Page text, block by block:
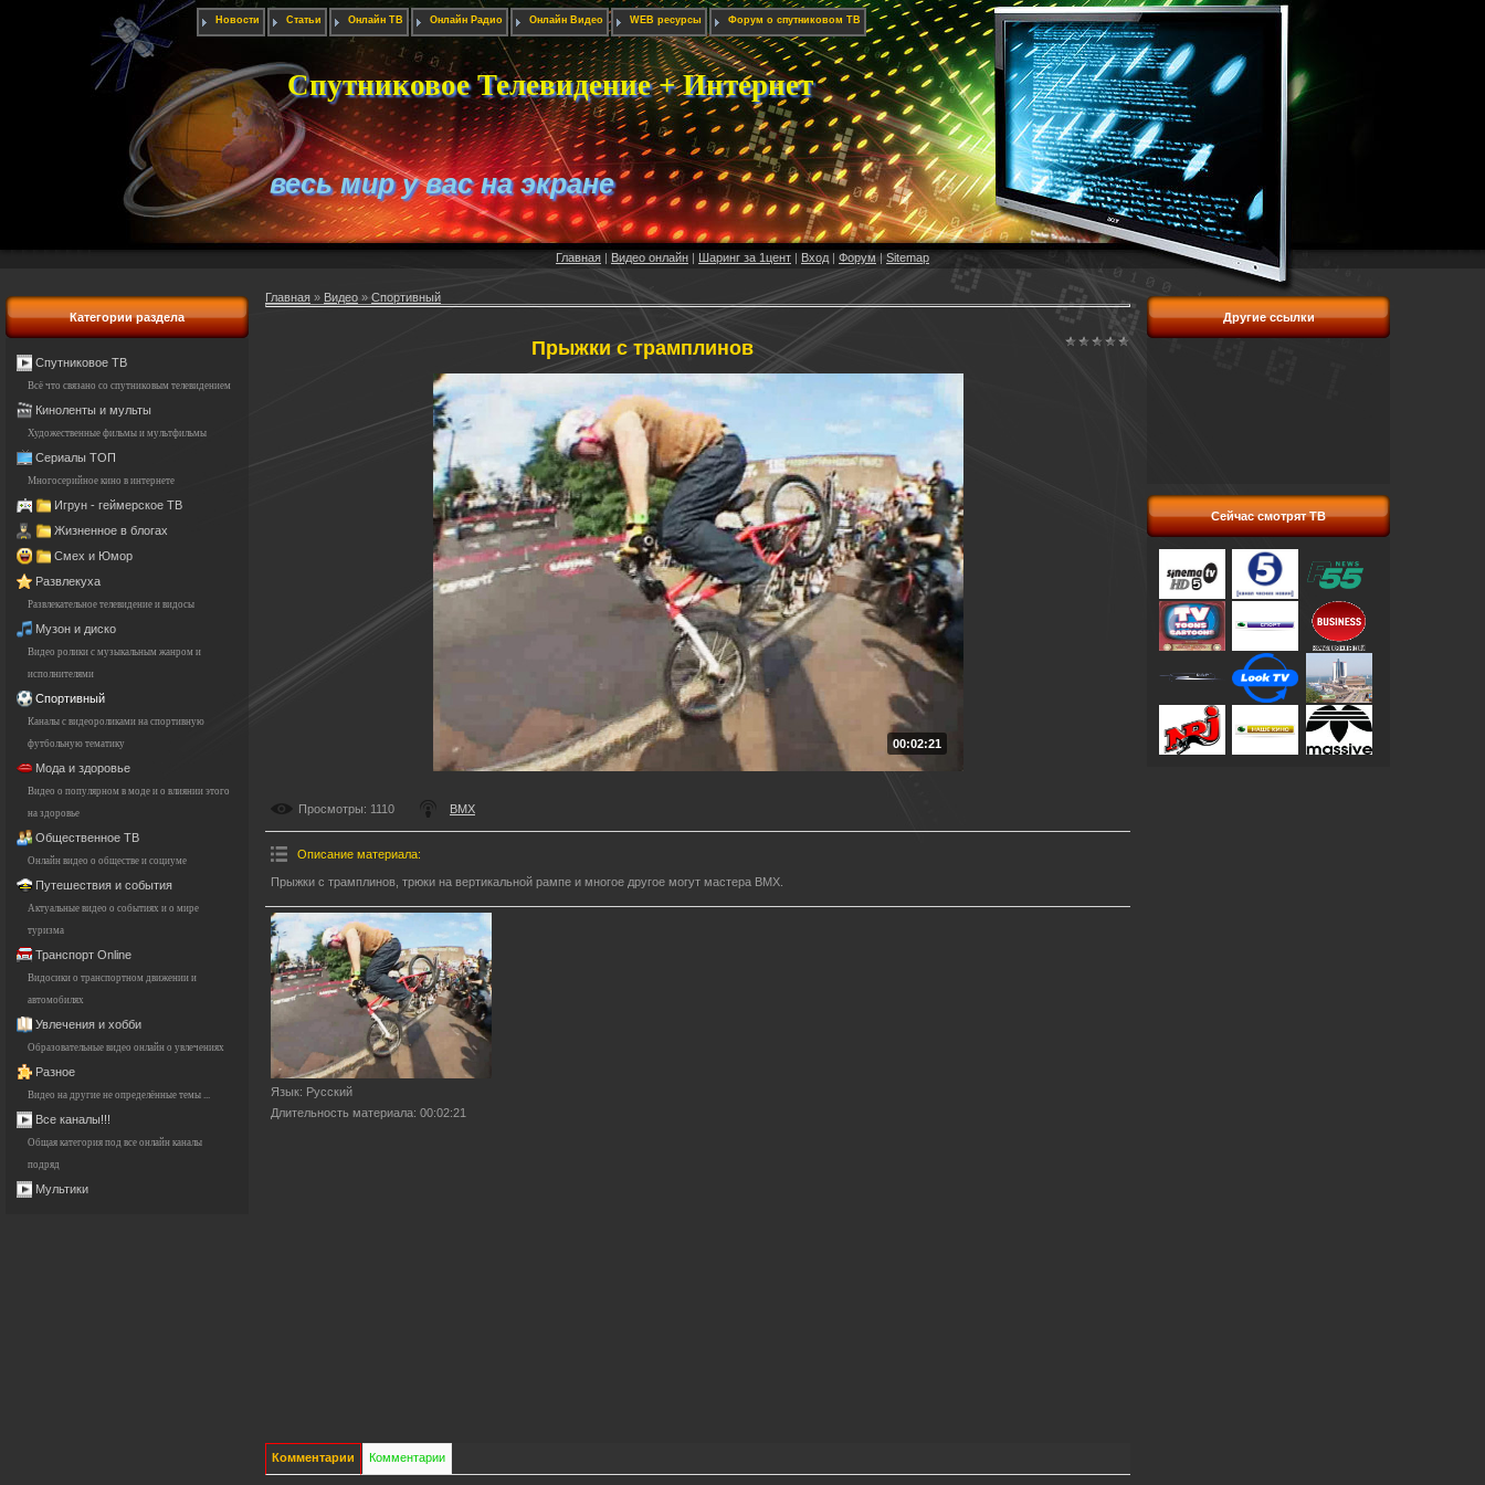
Новости Статьи Онлайн ТВ Онлайн Радио Онлайн Видео WEB ресурсы Форум о спутниковом ТВ
Спутниковое Телевидение + Интернет
весь мир у вас на экране
Главная | Видео онлайн | Шаринг за 1цент | Вход | Форум|Sitemap
Категории раздела
Спутниковое ТВ
Всё что связано со спутниковым телевидением
Киноленты и мульты
Художественные фильмы и мультфильмы
Сериалы ТОП
Многосерийное кино в интернете
Игрун - геймерское ТВ
Жизненное в блогах
Смех и Юмор
Развлекуха
Развлекательное телевидение и видосы
Музон и диско
Видео ролики с музыкальным жанром и
исполнителями
Спортивный
Каналы с видеороликами на спортивную
футбольную тематику
Мода и здоровье
Видео о популярном в моде и о влиянии этого
на здоровье
Общественное ТВ
Онлайн видео о обществе и социуме
Путешествия и события
Актуальные видео о событиях и о мире
туризма
Транспорт Online
Видосики о транспортном движении и
автомобилях
Увлечения и хобби
Образовательные видео онлайн о увлечениях
Разное
Видео на другие не определённые темы ...
Все каналы!!!
Общая категория под все онлайн каналы
подряд
Мультики
Главная » Видео » Спортивный
Прыжки с трамплинов
00:02:21
Просмотры: 1110 BMX
Описание материала:
Прыжки с трамплинов, трюки на вертикальной рампе и многое другое могут мастера BMX.
Язык: Русский
Длительность материала: 00:02:21
Комментарии Комментарии
Другие ссылки
Сейчас смотрят ТВ